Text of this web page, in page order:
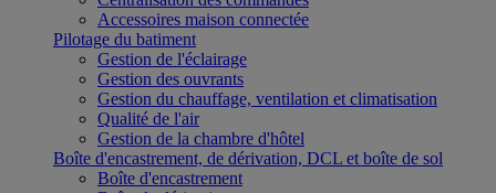
Accessoires maison connectée
Pilotage du batiment
Gestion de l'éclairage
Gestion des ouvrants
Gestion du chauffage, ventilation et climatisation
Qualité de l'air
Gestion de la chambre d'hôtel
Boîte d'encastrement, de dérivation, DCL et boîte de sol
Boîte d'encastrement